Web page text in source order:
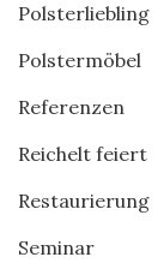
Polsterliebling
Polstermöbel
Referenzen
Reichelt feiert
Restaurierung
Seminar